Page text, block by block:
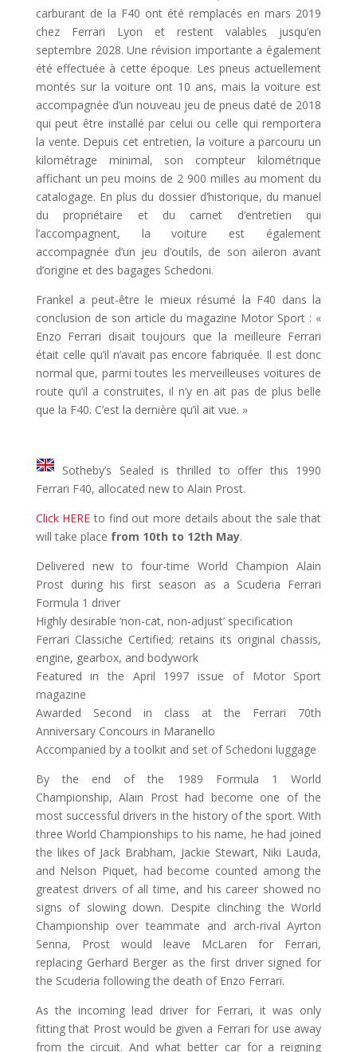
carburant de la F40 ont été remplacés en mars 2019
chez Ferrari Lyon et restent valables jusqu’en
septembre 2028. Une révision importante a également
été effectuée à cette époque. Les pneus actuellement
montés sur la voiture ont 10 ans, mais la voiture est
accompagnée d’un nouveau jeu de pneus daté de 2018
qui peut être installé par celui ou celle qui remportera
la vente. Depuis cet entretien, la voiture a parcouru un
kilométrage minimal, son compteur kilométrique
affichant un peu moins de 2 900 milles au moment du
catalogage. En plus du dossier d’historique, du manuel
du propriétaire et du carnet d’entretien qui
l’accompagnent, la voiture est également
accompagnée d’un jeu d’outils, de son aileron avant
d’origine et des bagages Schedoni.
Frankel a peut-être le mieux résumé la F40 dans la
conclusion de son article du magazine Motor Sport : «
Enzo Ferrari disait toujours que la meilleure Ferrari
était celle qu’il n’avait pas encore fabriquée. Il est donc
normal que, parmi toutes les merveilleuses voitures de
route qu’il a construites, il n’y en ait pas de plus belle
que la F40. C’est la dernière qu’il ait vue. »
Sotheby’s Sealed is thrilled to offer this 1990
Ferrari F40, allocated new to Alain Prost.
Click HERE to find out more details about the sale that
will take place from 10th to 12th May.
Delivered new to four-time World Champion Alain
Prost during his first season as a Scuderia Ferrari
Formula 1 driver
Highly desirable ‘non-cat, non-adjust’ specification
Ferrari Classiche Certified; retains its original chassis,
engine, gearbox, and bodywork
Featured in the April 1997 issue of Motor Sport
magazine
Awarded Second in class at the Ferrari 70th
Anniversary Concours in Maranello
Accompanied by a toolkit and set of Schedoni luggage
By the end of the 1989 Formula 1 World
Championship, Alain Prost had become one of the
most successful drivers in the history of the sport. With
three World Championships to his name, he had joined
the likes of Jack Brabham, Jackie Stewart, Niki Lauda,
and Nelson Piquet, had become counted among the
greatest drivers of all time, and his career showed no
signs of slowing down. Despite clinching the World
Championship over teammate and arch-rival Ayrton
Senna, Prost would leave McLaren for Ferrari,
replacing Gerhard Berger as the first driver signed for
the Scuderia following the death of Enzo Ferrari.
As the incoming lead driver for Ferrari, it was only
fitting that Prost would be given a Ferrari for use away
from the circuit. And what better car for a reigning